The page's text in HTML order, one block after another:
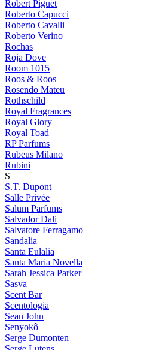
Robert Piguet
Roberto Capucci
Roberto Cavalli
Roberto Verino
Rochas
Roja Dove
Room 1015
Roos & Roos
Rosendo Mateu
Rothschild
Royal Fragrances
Royal Glory
Royal Toad
RP Parfums
Rubeus Milano
Rubini
S
S.T. Dupont
Salle Privée
Salum Parfums
Salvador Dali
Salvatore Ferragamo
Sandalia
Santa Eulalia
Santa Maria Novella
Sarah Jessica Parker
Sasva
Scent Bar
Scentologia
Sean John
Senyokô
Serge Dumonten